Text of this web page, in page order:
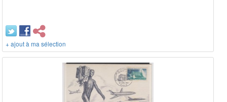
+ ajout à ma sélection